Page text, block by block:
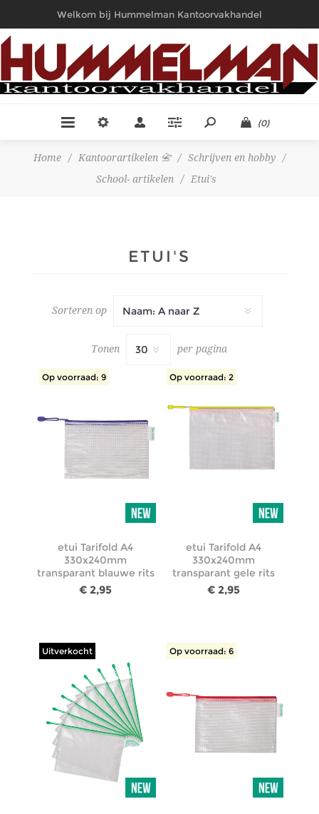
Welkom bij Hummelman Kantoorvakhandel
(0)
Home / Kantoorartikelen 📇 / Schrijven en hobby
/
School- artikelen
/ Etui's
ETUI'S
Sorteren op
Tonen per pagina
Op voorraad: 9
etui Tarifold A4
330x240mm
transparant blauwe rits
€ 2,95
Op voorraad: 2
etui Tarifold A4
330x240mm
transparant gele rits
€ 2,95
Uitverkocht Op voorraad: 6